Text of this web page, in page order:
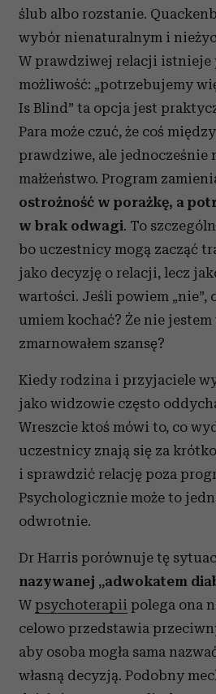
ślub albo rozstanie.
wybór nienaturalnym i
W prawdziwej relacji istnieje
możliwość: „potrzebujemy
Is Blind” ta opcja jest
Para może czuć, że coś
prawdziwe, ale jednocześnie
małżeństwo. Program
ostrożność w porażkę, a
w brak odwagi. To
bo uczestnicy mogą zacząć
jako decyzję o relacji, lecz
wartości. Jeśli powiem „nie”,
umiem kochać? Że nie jestem
zmarnowałem szansę?
Kiedy rodzina i przyjaciele
jako widzowie często
Wreszcie ktoś mówi to, co
uczestnicy znają się za
i sprawdzić relację poza
Psychologicznie może to
odwrotnie.
Dr Harris porównuje tę
nazywanej „adwokatem
W psychoterapii polega ona
celowo przedstawia
aby osoba mogła sama
własną decyzją. Podobny